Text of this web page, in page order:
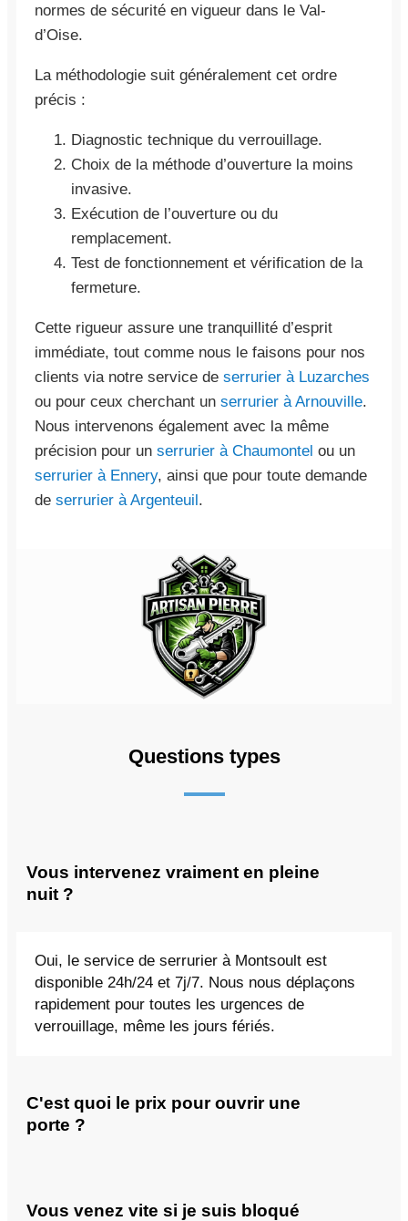
normes de sécurité en vigueur dans le Val-
d’Oise.
La méthodologie suit généralement cet ordre
précis :
Diagnostic technique du verrouillage.
Choix de la méthode d’ouverture la moins
invasive.
Exécution de l’ouverture ou du
remplacement.
Test de fonctionnement et vérification de la
fermeture.
Cette rigueur assure une tranquillité d’esprit
immédiate, tout comme nous le faisons pour nos
clients via notre service de serrurier à Luzarches
ou pour ceux cherchant un serrurier à Arnouville.
Nous intervenons également avec la même
précision pour un serrurier à Chaumontel ou un
serrurier à Ennery, ainsi que pour toute demande
de serrurier à Argenteuil.
Questions types
Vous intervenez vraiment en pleine
nuit ?
Oui, le service de serrurier à Montsoult est
disponible 24h/24 et 7j/7. Nous nous déplaçons
rapidement pour toutes les urgences de
verrouillage, même les jours fériés.
C'est quoi le prix pour ouvrir une
porte ?
Vous venez vite si je suis bloqué